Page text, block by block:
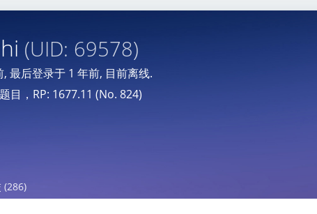
(UID: 69578)
, 最后登录于 1 年前, 目前离线.
目，RP: 1677.11 (No. 824)
(286)